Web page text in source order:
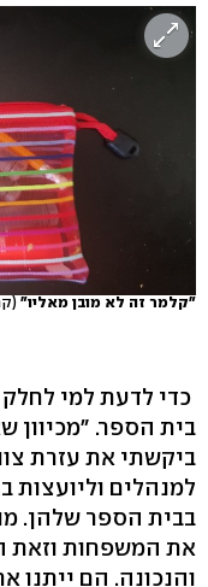
"קלמר זה לא מובן מאליו"
כדי לדעת למי
בית הספר. "מכיוון
ביקשתי את עזרת
למנהלים וליועצות
בבית הספר שלהן.
את המשפחות וזאת
והנכונה. הם ייתנו